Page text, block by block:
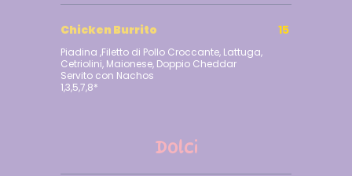
Chicken Burrito
Piadina ,Filetto di Pollo Croccante, Lattuga,
Cetriolini, Maionese, Doppio Cheddar
Servito con Nachos
1,3,5,7,8*
15
Dolci